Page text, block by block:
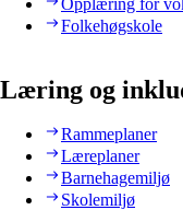
Opplæring for
Folkehøgskole
Læring og
Rammeplaner
Læreplaner
Barnehagemiljø
Skolemiljø